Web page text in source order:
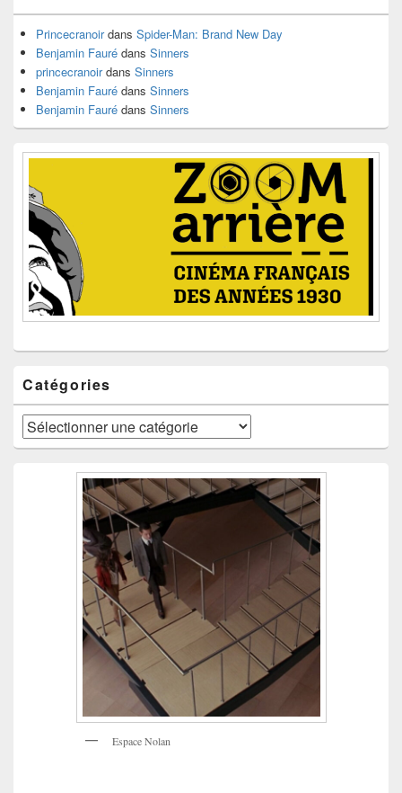
barre
latéralePrincecranoirdans Spider-Man: Brand New Day
Benjamin Fauré dans Sinners
princecranoirdans Sinners
Benjamin Fauré dans Sinners
Benjamin Fauré dans Sinners
Catégories
Catégories
Espace Nolan